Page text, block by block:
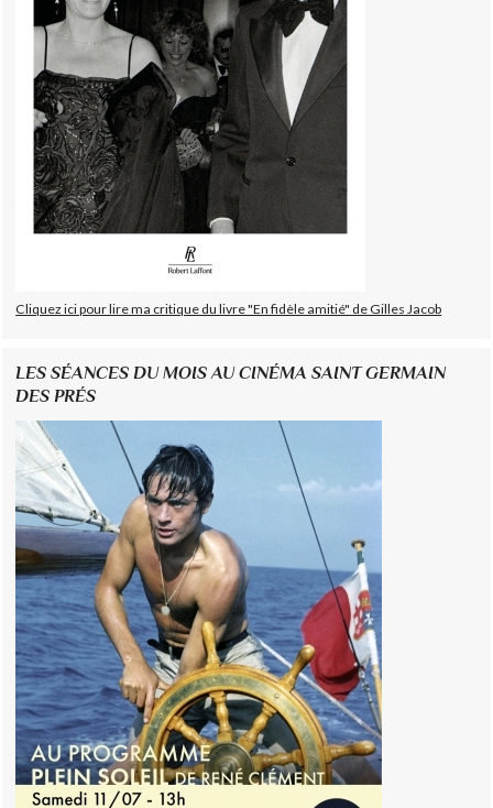
Cliquez ici pour lire ma critique du livre "En fidèle amitié" de Gilles Jacob
LES SÉANCES DU MOIS AU CINÉMA SAINT GERMAIN
DES PRÉS